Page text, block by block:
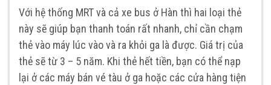
Với hệ thống MRT và cả xe bus ở Hàn thì hai loại thẻ
này sẽ giúp bạn thanh toán rất nhanh, chỉ cần chạm
thẻ vào máy lúc vào và ra khỏi ga là được. Giá trị của
thẻ sẽ từ 3 – 5 năm. Khi thẻ hết tiền, bạn có thể nạp
lại ở các máy bán vé tàu ở ga hoặc các cửa hàng tiện